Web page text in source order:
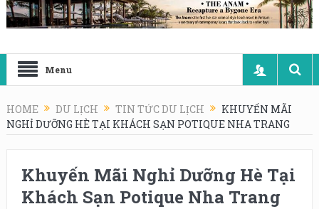
Menu
HOME DU LỊCH TIN TỨC DU LỊCH
KHUYẾN MÃI
NGHỈ DƯỠNG HÈ TẠI KHÁCH SẠN POTIQUE NHA TRANG
Khuyến Mãi Nghỉ Dưỡng Hè Tại
Khách Sạn Potique Nha Trang